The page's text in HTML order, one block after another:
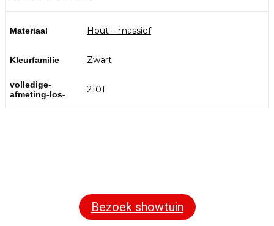
Materiaal Hout – massief
Kleurfamilie Zwart
volledige-
afmeting-los-
2101
Bezoek showtuin